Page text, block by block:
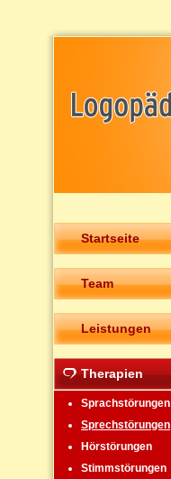
Startseite
Team
Leistungen
Therapien
Sprachstörungen
Sprechstörungen
Hörstörungen
Stimmstörungen